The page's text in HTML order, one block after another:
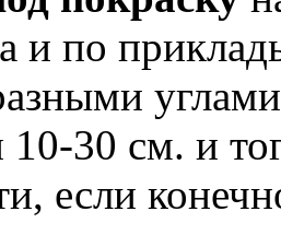
и по
10-30 см. и
если